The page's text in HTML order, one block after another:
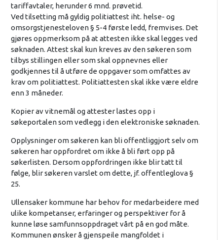
tariffavtaler, herunder 6 mnd. prøvetid.
Ved tilsetting må gyldig politiattest iht. helse- og
omsorgstjenesteloven § 5-4 første ledd, fremvises. Det
gjøres oppmerksom på at attesten ikke skal legges ved
søknaden. Attest skal kun kreves av den søkeren som
tilbys stillingen eller som skal oppnevnes eller
godkjennes til å utføre de oppgaver som omfattes av
krav om politiattest. Politiattesten skal ikke være eldre
enn 3 måneder.
Kopier av vitnemål og attester lastes opp i
søkeportalen som vedlegg i den elektroniske søknaden.
Opplysninger om søkeren kan bli offentliggjort selv om
søkeren har oppfordret om ikke å bli ført opp på
søkerlisten. Dersom oppfordringen ikke blir tatt til
følge, blir søkeren varslet om dette, jf. offentleglova §
25.
Ullensaker kommune har behov for medarbeidere med
ulike kompetanser, erfaringer og perspektiver for å
kunne løse samfunnsoppdraget vårt på en god måte.
Kommunen ønsker å gjenspeile mangfoldet i